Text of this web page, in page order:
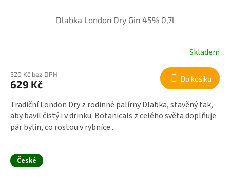
Dlabka London Dry Gin 45% 0,7l
Skladem
520 Kč bez DPH
629 Kč Do košíku
Tradiční London Dry z rodinné palírny Dlabka, stavěný tak,
aby bavil čistý i v drinku. Botanicals z celého světa doplňuje
pár bylin, co rostou v rybníce...
České